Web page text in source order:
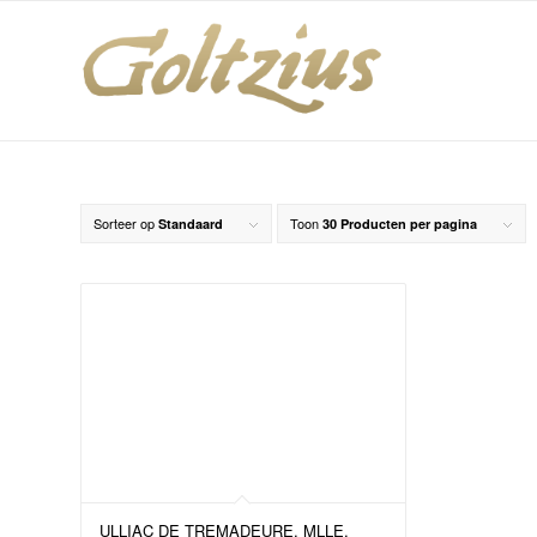
Sorteer op Standaard Toon 30 Producten per pagina
ULLIAC DE TREMADEURE, MLLE,